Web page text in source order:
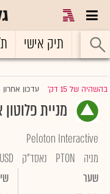
ראשי תיק אישי
בהשהיה של 15 דק' |עדכון אחרון
מניית
Peloton Interactive
מניה
PTON נאסד"ק USD
שער